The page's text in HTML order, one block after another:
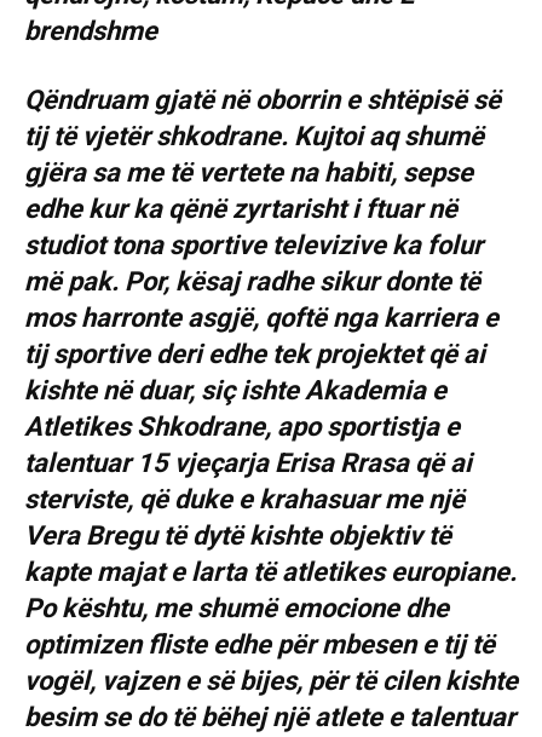
Qëndruam gjatë në oborrin e shtëpisë së
tij të vjetër shkodrane. Kujtoi aq shumë
gjëra sa me të vertete na habiti, sepse
edhe kur ka qënë zyrtarisht i ftuar në
studiot tona sportive televizive ka folur
më pak. Por, kësaj radhe sikur donte të
mos harronte asgjë, qoftë nga karriera e
tij sportive deri edhe tek projektet që ai
kishte në duar, siç ishte Akademia e
Atletikes Shkodrane, apo sportistja e
talentuar 15 vjeçarja Erisa Rrasa që ai
sterviste, që duke e krahasuar me një
Vera Bregu të dytë kishte objektiv të
kapte majat e larta të atletikes europiane.
Po kështu, me shumë emocione dhe
optimizen fliste edhe për mbesen e tij të
vogël, vajzen e së bijes, për të cilen kishte
besim se do të bëhej një atlete e talentuar